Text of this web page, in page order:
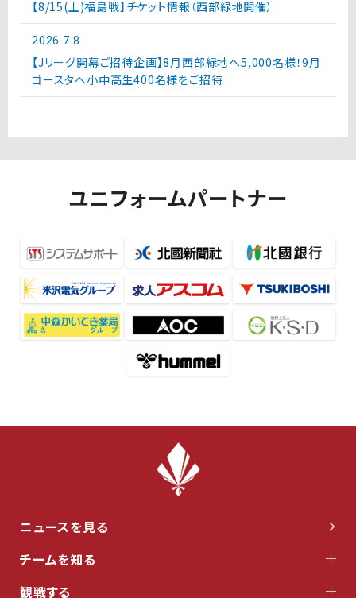
【8/15(土)福島戦】チケット情報（西部緑地開催）
2026.7.8
【Jリーグ開幕ご招待企画】8月西部緑地へ5,000名様！9月
ゴースタへ小中高生400名様をご招待
ユニフォームパートナー
ニュースを見る
チームを知る
観戦する